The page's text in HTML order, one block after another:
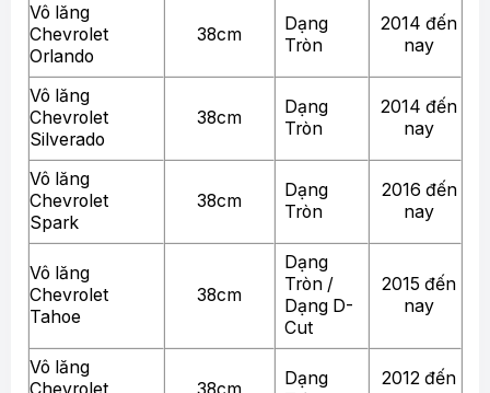
Vô lăng
Chevrolet
Orlando
38cm
Dạng
Tròn
2014 đến
nay
Vô lăng
Chevrolet
Silverado
38cm
Dạng
Tròn
2014 đến
nay
Vô lăng
Chevrolet
Spark
38cm
Dạng
Tròn
2016 đến
nay
Vô lăng
Chevrolet
Tahoe
38cm
Dạng
Tròn /
Dạng D-
Cut
2015 đến
nay
Vô lăng
Dạng
2012 đến